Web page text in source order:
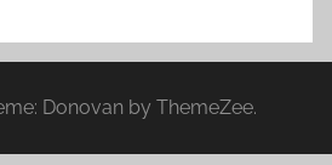
Donovan by ThemeZee.